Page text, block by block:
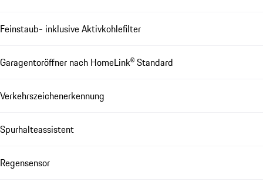
Feinstaub- inklusive Aktivkohlefilter
Garagentoröffner nach HomeLink® Standard
Verkehrszeichenerkennung
Spurhalteassistent
Regensensor